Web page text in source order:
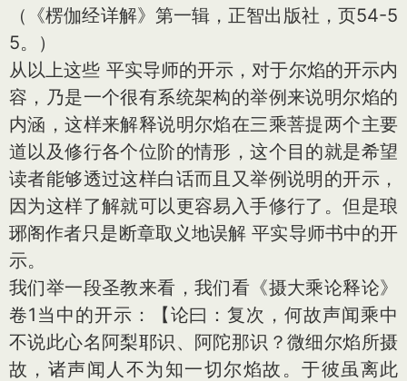
（《楞伽经详解》第一辑，正智出版社，页54-5
5。）
从以上这些 平实导师的开示，对于尔焰的开示内
容，乃是一个很有系统架构的举例来说明尔焰的
内涵，这样来解释说明尔焰在三乘菩提两个主要
道以及修行各个位阶的情形，这个目的就是希望
读者能够透过这样白话而且又举例说明的开示，
因为这样了解就可以更容易入手修行了。但是琅
琊阁作者只是断章取义地误解 平实导师书中的开
示。
我们举一段圣教来看，我们看《摄大乘论释论》
卷1当中的开示：【论曰：复次，何故声闻乘中
不说此心名阿梨耶识、阿陀那识？微细尔焰所摄
故，诸声闻人不为知一切尔焰故。于彼虽离此